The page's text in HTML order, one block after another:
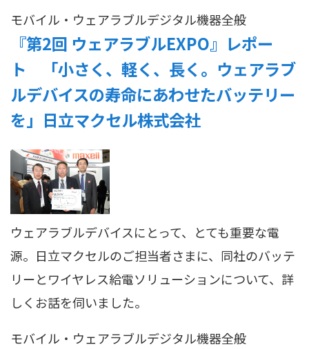
モバイル・ウェアラブルデジタル機器全般
『第2回 ウェアラブルEXPO』レポー
ト 「小さく、軽く、長く。ウェアラブ
ルデバイスの寿命にあわせたバッテリー
を」日立マクセル株式会社
ウェアラブルデバイスにとって、とても重要な電
源。日立マクセルのご担当者さまに、同社のバッテ
リーとワイヤレス給電ソリューションについて、詳
しくお話を伺いました。
モバイル・ウェアラブルデジタル機器全般